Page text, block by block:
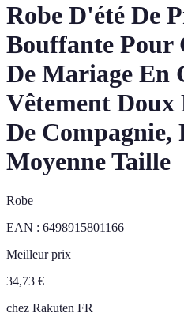
Robe D'été De
Bouffante Pour
De Mariage En
Vêtement
De Compagnie,
Moyenne Taille
Robe
EAN : 6498915801166
Meilleur prix
34,73 €
chez Rakuten FR